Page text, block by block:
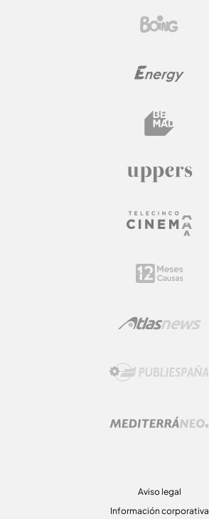
Aviso legal
Información corporativa